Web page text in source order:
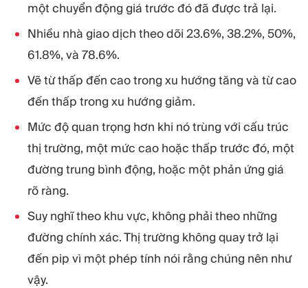
một chuyển động giá trước đó đã được trả lại.
Nhiều nhà giao dịch theo dõi 23.6%, 38.2%, 50%,
61.8%, và 78.6%.
Vẽ từ thấp đến cao trong xu hướng tăng và từ cao
đến thấp trong xu hướng giảm.
Mức độ quan trọng hơn khi nó trùng với cấu trúc
thị trường, một mức cao hoặc thấp trước đó, một
đường trung bình động, hoặc một phản ứng giá
rõ ràng.
Suy nghĩ theo khu vực, không phải theo những
đường chính xác. Thị trường không quay trở lại
đến pip vì một phép tính nói rằng chúng nên như
vậy.